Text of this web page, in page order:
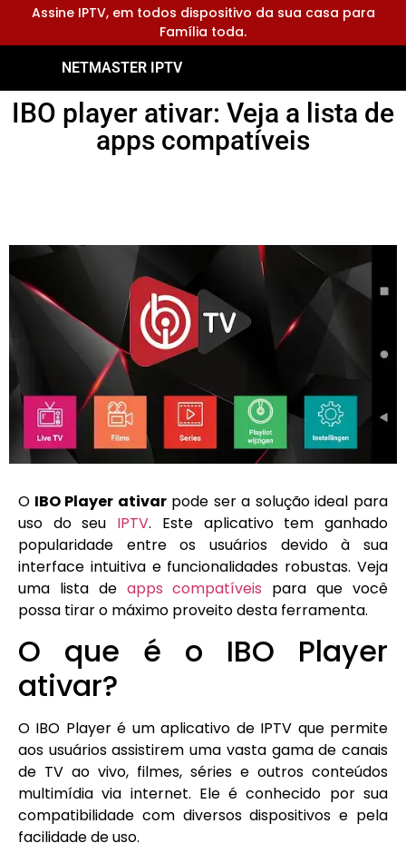
Assine IPTV, em todos dispositivo da sua casa para
Família toda.
NETMASTER IPTV
IBO player ativar: Veja a lista de
apps compatíveis
O IBO Player ativarpode ser a solução ideal para
uso do seu IPTV. Este aplicativo tem ganhado
popularidade entre os usuários devido à sua
interface intuitiva e funcionalidades robustas. Veja
uma lista de apps compatíveis para que você
possa tirar o máximo proveito desta ferramenta.
O que é o IBO Player
ativar?
O IBO Player é um aplicativo de IPTV que permite
aos usuários assistirem uma vasta gama de canais
de TV ao vivo, filmes, séries e outros conteúdos
multimídia via internet. Ele é conhecido por sua
compatibilidade com diversos dispositivos e pela
facilidade de uso.